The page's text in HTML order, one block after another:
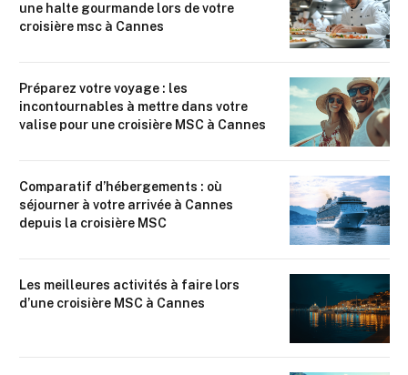
une halte gourmande lors de votre
croisière msc à Cannes
Préparez votre voyage : les
incontournables à mettre dans votre
valise pour une croisière MSC à Cannes
Comparatif d’hébergements : où
séjourner à votre arrivée à Cannes
depuis la croisière MSC
Les meilleures activités à faire lors
d’une croisière MSC à Cannes